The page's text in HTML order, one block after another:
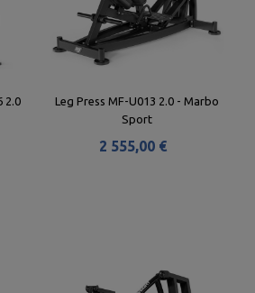
2.0
Leg Press MF-U013 2.0 - Marbo
Sport
2 555,00 €